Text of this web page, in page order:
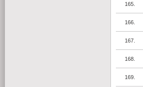
165.
166.
167.
168.
169.